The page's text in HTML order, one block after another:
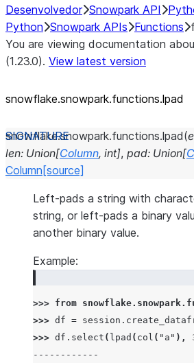
Desenvolvedor Snowpark API
Python Snowpark APIs Functions
You are viewing documentation
(1.23.0). View latest version
snowflake.snowpark.functions.lpad
snowflake.snowpark.functions.lpad(e
len: Union[Column, int], pad: Union[
Column [source]
Left-pads a string with
string, or left-pads a binary
another binary value.
Example:
>>> from
>>> df = session .
>>> df . select ( lpad ( col ( "a" ),
------------